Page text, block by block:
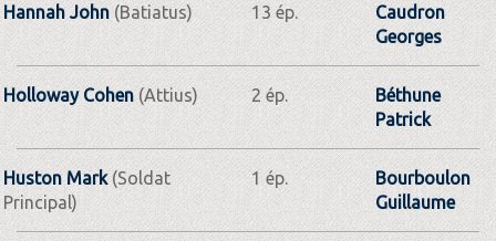
Hannah John(Batiatus) 13 ép.
Caudron
Georges
Holloway Cohen(Attius) 2 ép.
Béthune
Patrick
Huston Mark(Soldat
Principal)
1 ép.
Bourboulon
Guillaume